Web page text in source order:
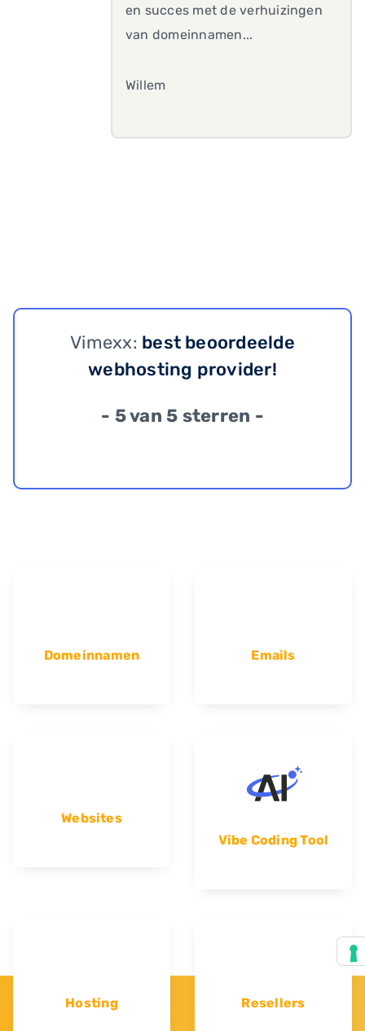
en succes met de verhuizingen
van domeinnamen...
Willem
Vimexx: best beoordeelde
webhosting provider!
- 5 van 5 sterren -
Domeinnamen Emails
Websites
Vibe Coding Tool
Hosting Resellers